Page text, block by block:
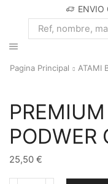
ENVIO
Search
Pagina Principal ATAMI
PODWER
25,50 €